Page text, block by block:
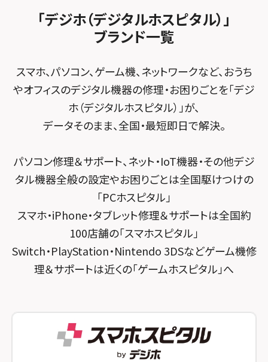
スマホスピタル テルル松戸五香
スマホスピタル テルル宮野木
スマホスピタル千葉
スマホスピタル 大森
スマホスピタル練馬
スマホスピタル 神田
スマホスピタル三軒茶屋
スマホスピタル秋葉原
スマホスピタル 自由が丘
スマホスピタルオリナス錦糸町
スマホスピタル平和が丘
スマホスピタル春日井勝川
スマホスピタル住道オペラパーク
スマホスピタル東大阪ロンモール布施
スマホスピタル堺
スマホスピタル 堺出張所
スマホスピタル京都河原町
スマホスピタル宇治槙島
スマホスピタル烏丸
スマホスピタル 京都宇治
スマホスピタル 福知山
スマホスピタル神戸三宮
スマホスピタル by デジホ 姫路キャスパ
スマホスピタル伊丹
MacBook修理メニュー
FCNTスマートフォン修理
「デジホ（デジタルホスピタル）」
ブランド一覧
スマホ、パソコン、ゲーム機、ネットワークなど、おうち
やオフィスのデジタル機器の修理・お困りごとを「デジ
ホ（デジタルホスピタル）」が、
データそのまま、全国・最短即日で解決。
パソコン修理＆サポート、ネット・IoT機器・その他デジ
タル機器全般の設定やお困りごとは全国駆けつけの
「PCホスピタル」
スマホ・iPhone・タブレット修理＆サポートは全国約
100店舗の「スマホスピタル」
Switch・PlayStation・Nintendo 3DSなどゲーム機修
理＆サポートは近くの「ゲームホスピタル」へ